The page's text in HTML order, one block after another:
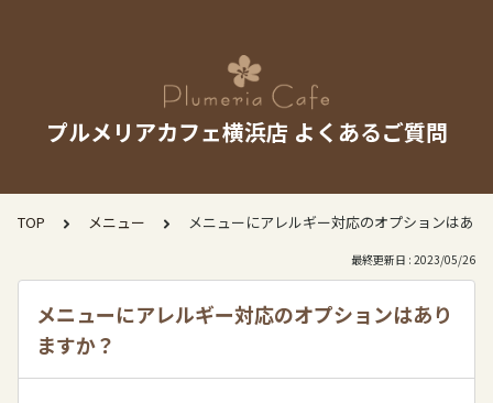
プルメリアカフェ横浜店 よくあるご質問
TOP メニュー メニューにアレルギー対応のオプションはあ
最終更新日 : 2023/05/26
メニューにアレルギー対応のオプションはあり
ますか？